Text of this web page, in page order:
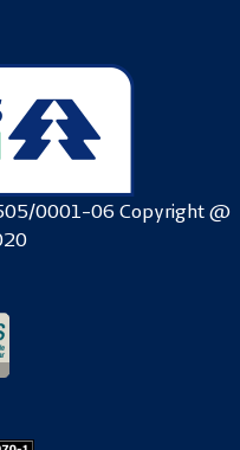
0001-06 Copyright @